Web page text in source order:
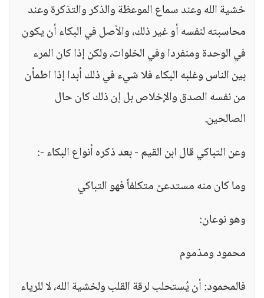
خشية الله وعند سماع الموعظة والذكر والتذكرة وعند
محاسبته لنفسه أو غير ذلك، والأصل في البكاء أن يكون
في الوحدة ومنفردا وفي الخلوات، ولكن إذا كان المرء
بين الناس وغلبه البكاء فلا شيء في ذلك أبدا إذا اطمأن
من نفسه الصدق والإخلاص بل إن ذلك كان حال
الصالحين.
وعن التباكي قال ابن القيم - بعد ذكره أنواع البكاء -:
وما كان منه مستدعىً متكلفاً فهو التباكي
وهو نوعان:
محمود ومذموم
فالمحمود: أن يُستحلب لرقة القلب ولخشية الله، لا للرياء